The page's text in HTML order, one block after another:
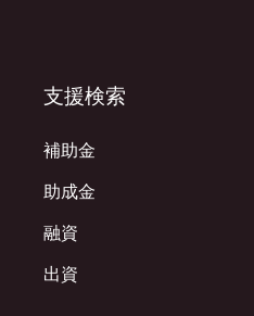
支援検索
補助金
助成金
融資
出資